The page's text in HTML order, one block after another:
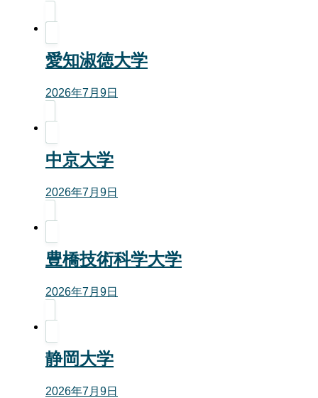
愛知淑徳大学
2026年7月9日
中京大学
2026年7月9日
豊橋技術科学大学
2026年7月9日
静岡大学
2026年7月9日